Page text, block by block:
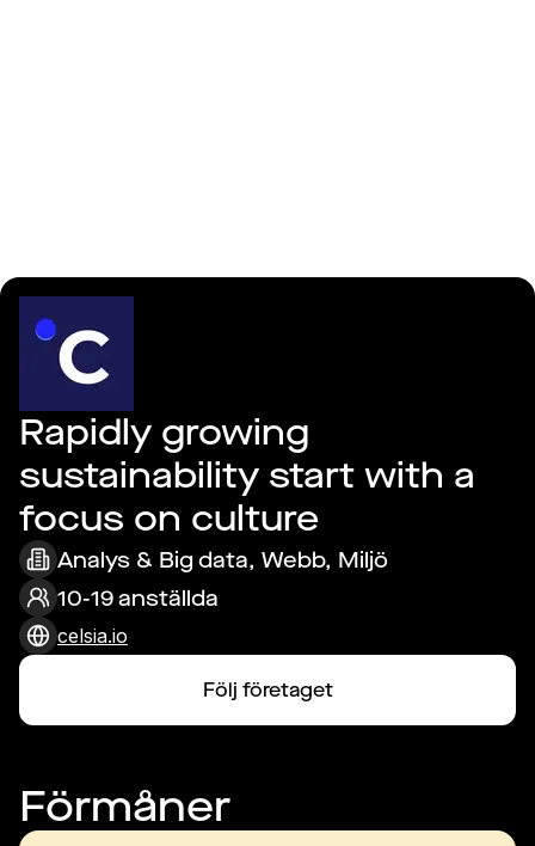
Rapidly growing
sustainability start with a
focus on culture
Analys & Big data, Webb, Miljö
10-19 anställda
celsia.io
Följ företaget
Förmåner